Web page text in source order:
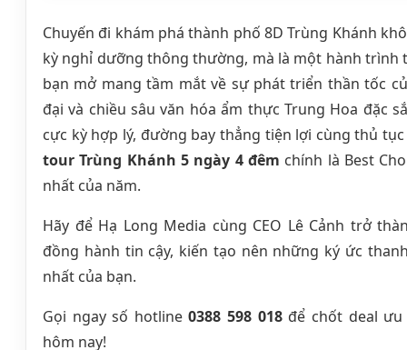
Chuyến đi khám phá thành phố 8D Trùng Khánh
kỳ nghỉ dưỡng thông thường, mà là một hành trình
bạn mở mang tầm mắt về sự phát triển thần tốc
đại và chiều sâu văn hóa ẩm thực Trung Hoa đặc
cực kỳ hợp lý, đường bay thẳng tiện lợi cùng thủ tục
tour Trùng Khánh 5 ngày 4 đêm chính là Best
nhất của năm.
Hãy để Hạ Long Media cùng CEO Lê Cảnh trở
đồng hành tin cậy, kiến tạo nên những ký ức
nhất của bạn.
Gọi ngay số hotline0388 598 018để chốt deal ưu
hôm nay!